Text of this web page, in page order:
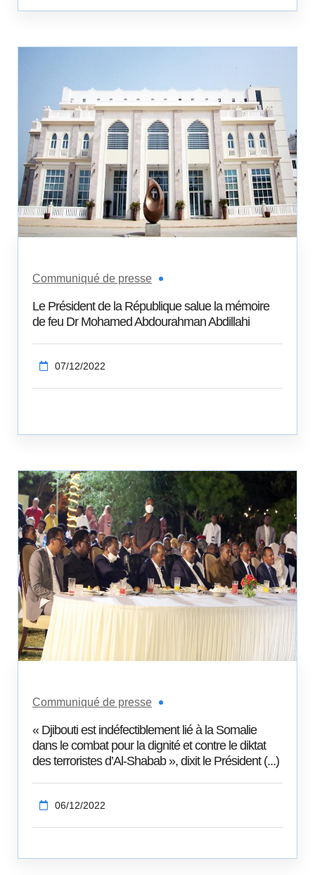
Communiqué de presse
Le Président de la République salue la mémoire
de feu Dr Mohamed Abdourahman Abdillahi
07/12/2022
Communiqué de presse
« Djibouti est indéfectiblement lié à la Somalie
dans le combat pour la dignité et contre le diktat
des terroristes d’Al-Shabab », dixit le Président (...)
06/12/2022